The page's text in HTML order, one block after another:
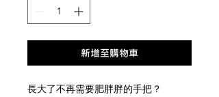
新增至購物車
長大了不再需要肥胖胖的手把？